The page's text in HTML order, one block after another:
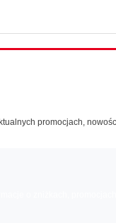
promocjach,